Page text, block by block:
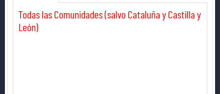
Todas las Comunidades (salvo Cataluña y Castilla y
León)